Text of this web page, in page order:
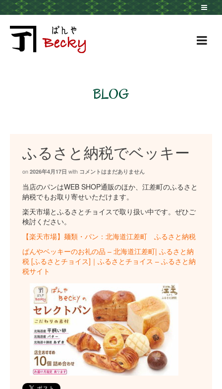
BLOG
ふるさと納税でベッキー
on 2026年4月17日 with コメントはまだありません
当店のパンはWEB SHOP通販のほか、江差町のふるさと
納税でもお取り寄せいただけます。
楽天市場とふるさとチョイスで取り扱い中です。ぜひご
検討ください。
【楽天市場】麺類・パン：北海道江差町 ふるさと納税
ぱんやベッキーのお礼の品 – 北海道江差町| ふるさと納
税 [ふるさとチョイス]｜ふるさとチョイス – ふるさと納
税サイト